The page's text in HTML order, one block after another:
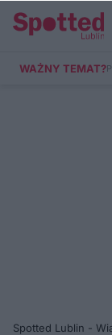
WAŻNY TEMAT?
Spotted Lublin -